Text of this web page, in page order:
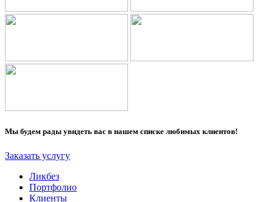
Мы будем рады увидеть вас в нашем списке любимых клиентов!
Заказать услугу
Ликбез
Портфолио
Клиенты